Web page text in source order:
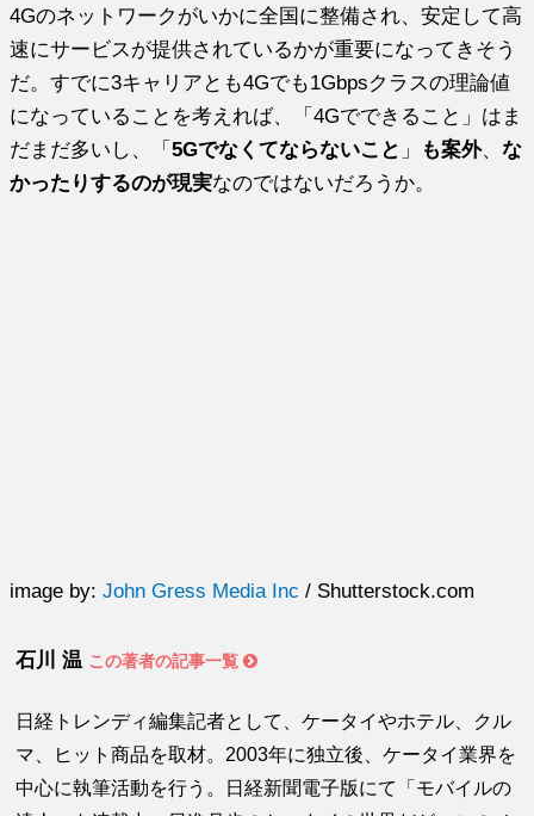
4Gのネットワークがいかに全国に整備され、安定して高
速にサービスが提供されているかが重要になってきそう
だ。すでに3キャリアとも4Gでも1Gbpsクラスの理論値
になっていることを考えれば、「4Gでできること」はま
だまだ多いし、「5Gでなくてならないこと 」 も案外、な
かったりするのが現実なのではないだろうか。
image by:John Gress Media Inc / Shutterstock.com
石川 温 この著者の記事一覧
日経トレンディ編集記者として、ケータイやホテル、クル
マ、ヒット商品を取材。2003年に独立後、ケータイ業界を
中心に執筆活動を行う。日経新聞電子版にて「モバイルの